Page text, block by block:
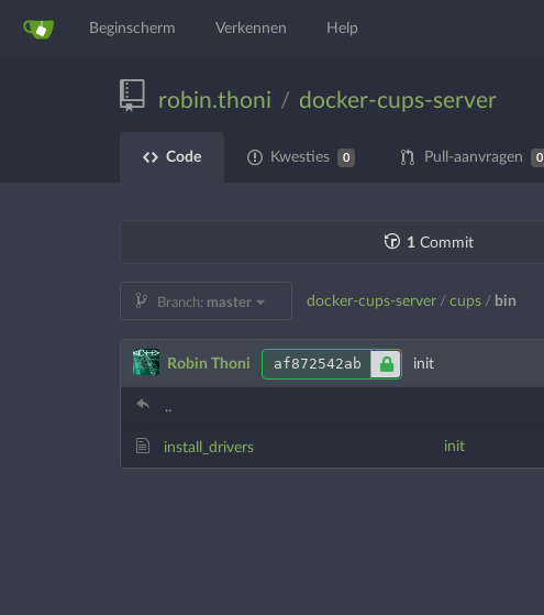
Beginscherm Verkennen Help
robin.thoni / docker-cups-server
Code Kwesties 0 Pull-aanvragen 0
1 Commit
Branch: master docker-cups-server / cups / bin
Robin Thoni af872542ab init
..
install_drivers init